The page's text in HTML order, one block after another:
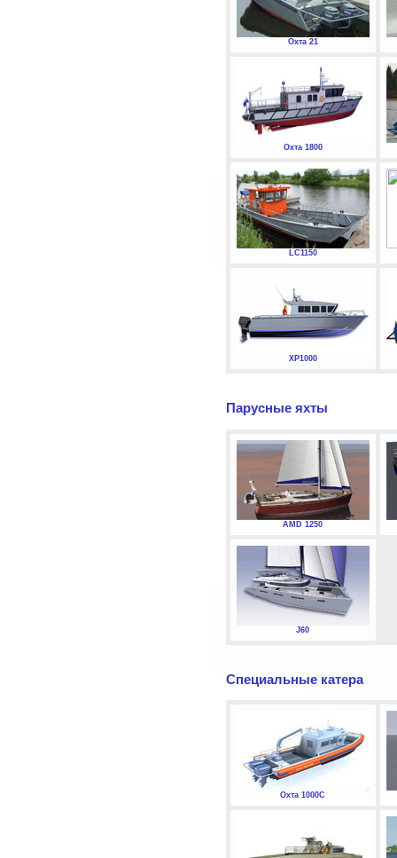
Охта 21
Охта 1800
LC1150
XP1000
Парусные яхты
AMD 1250
J60
Специальные катера
Охта 1000С